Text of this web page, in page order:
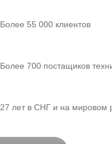
Более 55 000 клиентов
Более 700 постащиков
27 лет в СНГ и на мировом